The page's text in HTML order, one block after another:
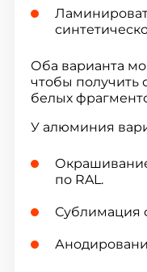
Оба варианта
чтобы получить
белых
У алюминия
по RAL.
Сублимация